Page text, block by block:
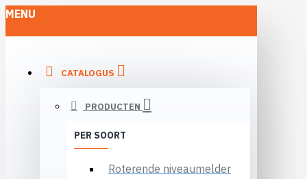
MENU
CATALOGUS
PRODUCTEN
PER SOORT
Roterende niveaumelder